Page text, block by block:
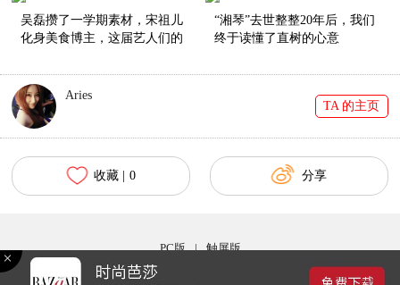
吴磊攒了一学期素材，宋祖儿
化身美食博主，这届艺人们的
“湘琴”去世整整20年后，我们
终于读懂了直树的心意
Aries
TA 的主页
收藏 | 0 分享
PC版 | 触屏版
Copyright © 2017 bazaar.com.cn 北京时尚在线网络服务有限公司 京ICP备030044号